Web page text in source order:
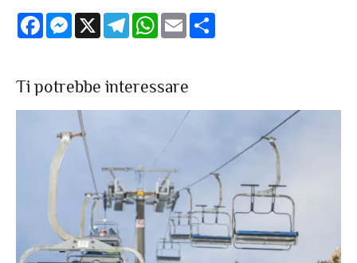
FacebookMessenger
X TelegramWhatsApp
Email
Ti potrebbe interessare